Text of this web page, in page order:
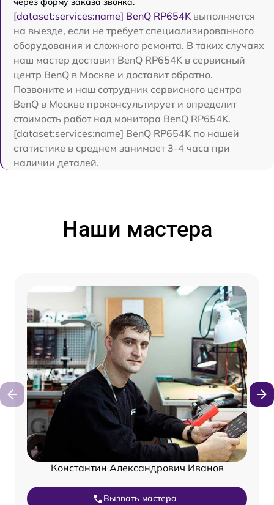
[dataset:services:name] BenQ RP654K выполняется
на выезде, если не требует специализированного
оборудования и сложного ремонта. В таких случаях
наш мастер доставит BenQ RP654K в сервисный
центр BenQ в Москве и доставит обратно.
Позвоните и наш сотрудник сервисного центра
BenQ в Москве проконсультирует и определит
стоимость работ над монитора BenQ RP654K.
[dataset:services:name] BenQ RP654K по нашей
статистике в среднем занимает 3-4 часа при
наличии деталей.
Наши мастера
Константин Александрович Иванов
Вызвать мастера